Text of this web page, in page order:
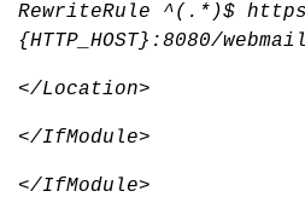
RewriteRule ^(.*)$
{HTTP_HOST}:8080/
</Location>
</IfModule>
</IfModule>